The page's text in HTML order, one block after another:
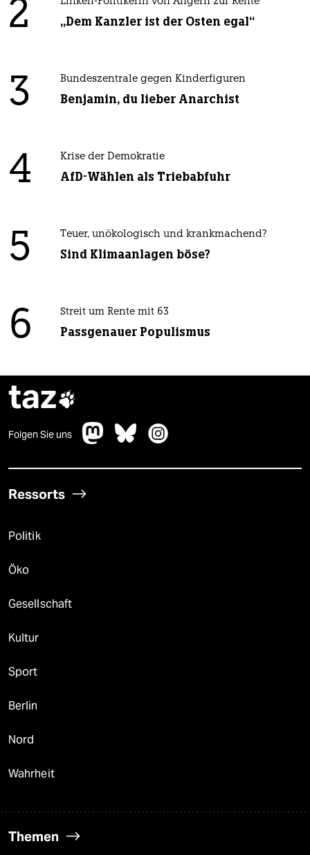
2 „Dem Kanzler ist der Osten egal“
3 Bundeszentrale gegen Kinderfiguren
Benjamin, du lieber Anarchist
4 Krise der Demokratie
AfD-Wählen als Triebabfuhr
5 Teuer, unökologisch und krankmachend?
Sind Klimaanlagen böse?
6 Streit um Rente mit 63
Passgenauer Populismus
taz
Folgen Sie uns
Ressorts
Politik
Öko
Gesellschaft
Kultur
Sport
Berlin
Nord
Wahrheit
Themen